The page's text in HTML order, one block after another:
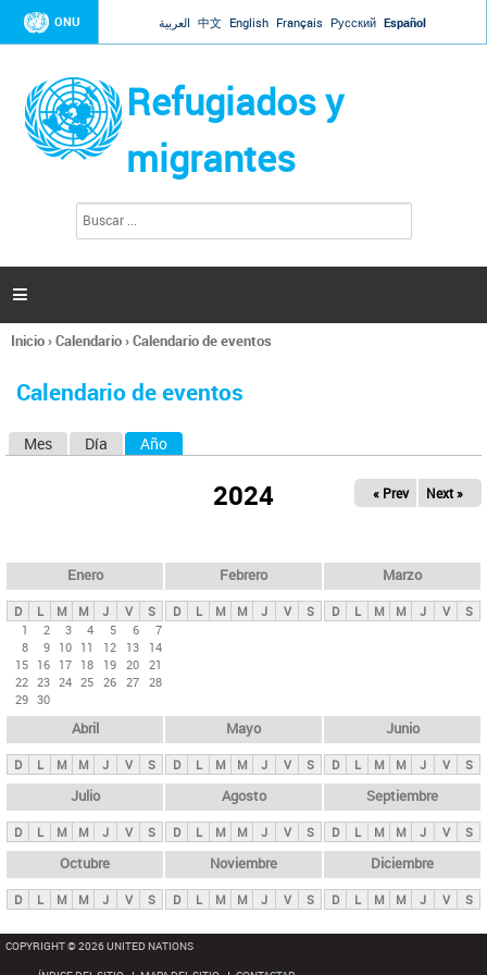
Jump to navigation
ONU العربية 中文 English Français Русский Español
Refugiados y
migrantes
l
d
s

Se
usted
Inicio›Calendario›Calendario de eventos
Calendario de eventos
s
p
n
i
p
a
l
s
Mes Día Año
2024 « Prev Next »
Enero
D L M M J V
S
1
2 3 4 5 6
7
8
9 10 11 12 13
14
15 16 17 18 19 20 21
22 23 24 25 26 27 28
29 30
Febrero
D L M M J V S
Marzo
D L M M J V S
Abril
D L M M J V S
Mayo
D L M M J V S
Junio
D L M M J V S
Julio
D L M M J V S
Agosto
D L M M J V S
Septiembre
D L M M J V S
Octubre
D L M M J V S
Noviembre
D L M M J V S
Diciembre
D L M M J V S
COPYRIGHT © 2026 UNITED NATIONS